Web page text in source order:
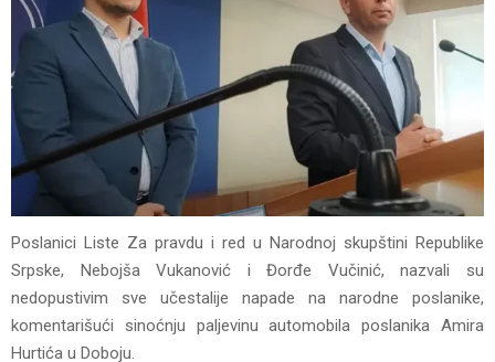
Poslanici Liste Za pravdu i red u Narodnoj skupštini Republike
Srpske, Nebojša Vukanović i Đorđe Vučinić, nazvali su
nedopustivim sve učestalije napade na narodne poslanike,
komentarišući sinoćnju paljevinu automobila poslanika Amira
Hurtića u Doboju.